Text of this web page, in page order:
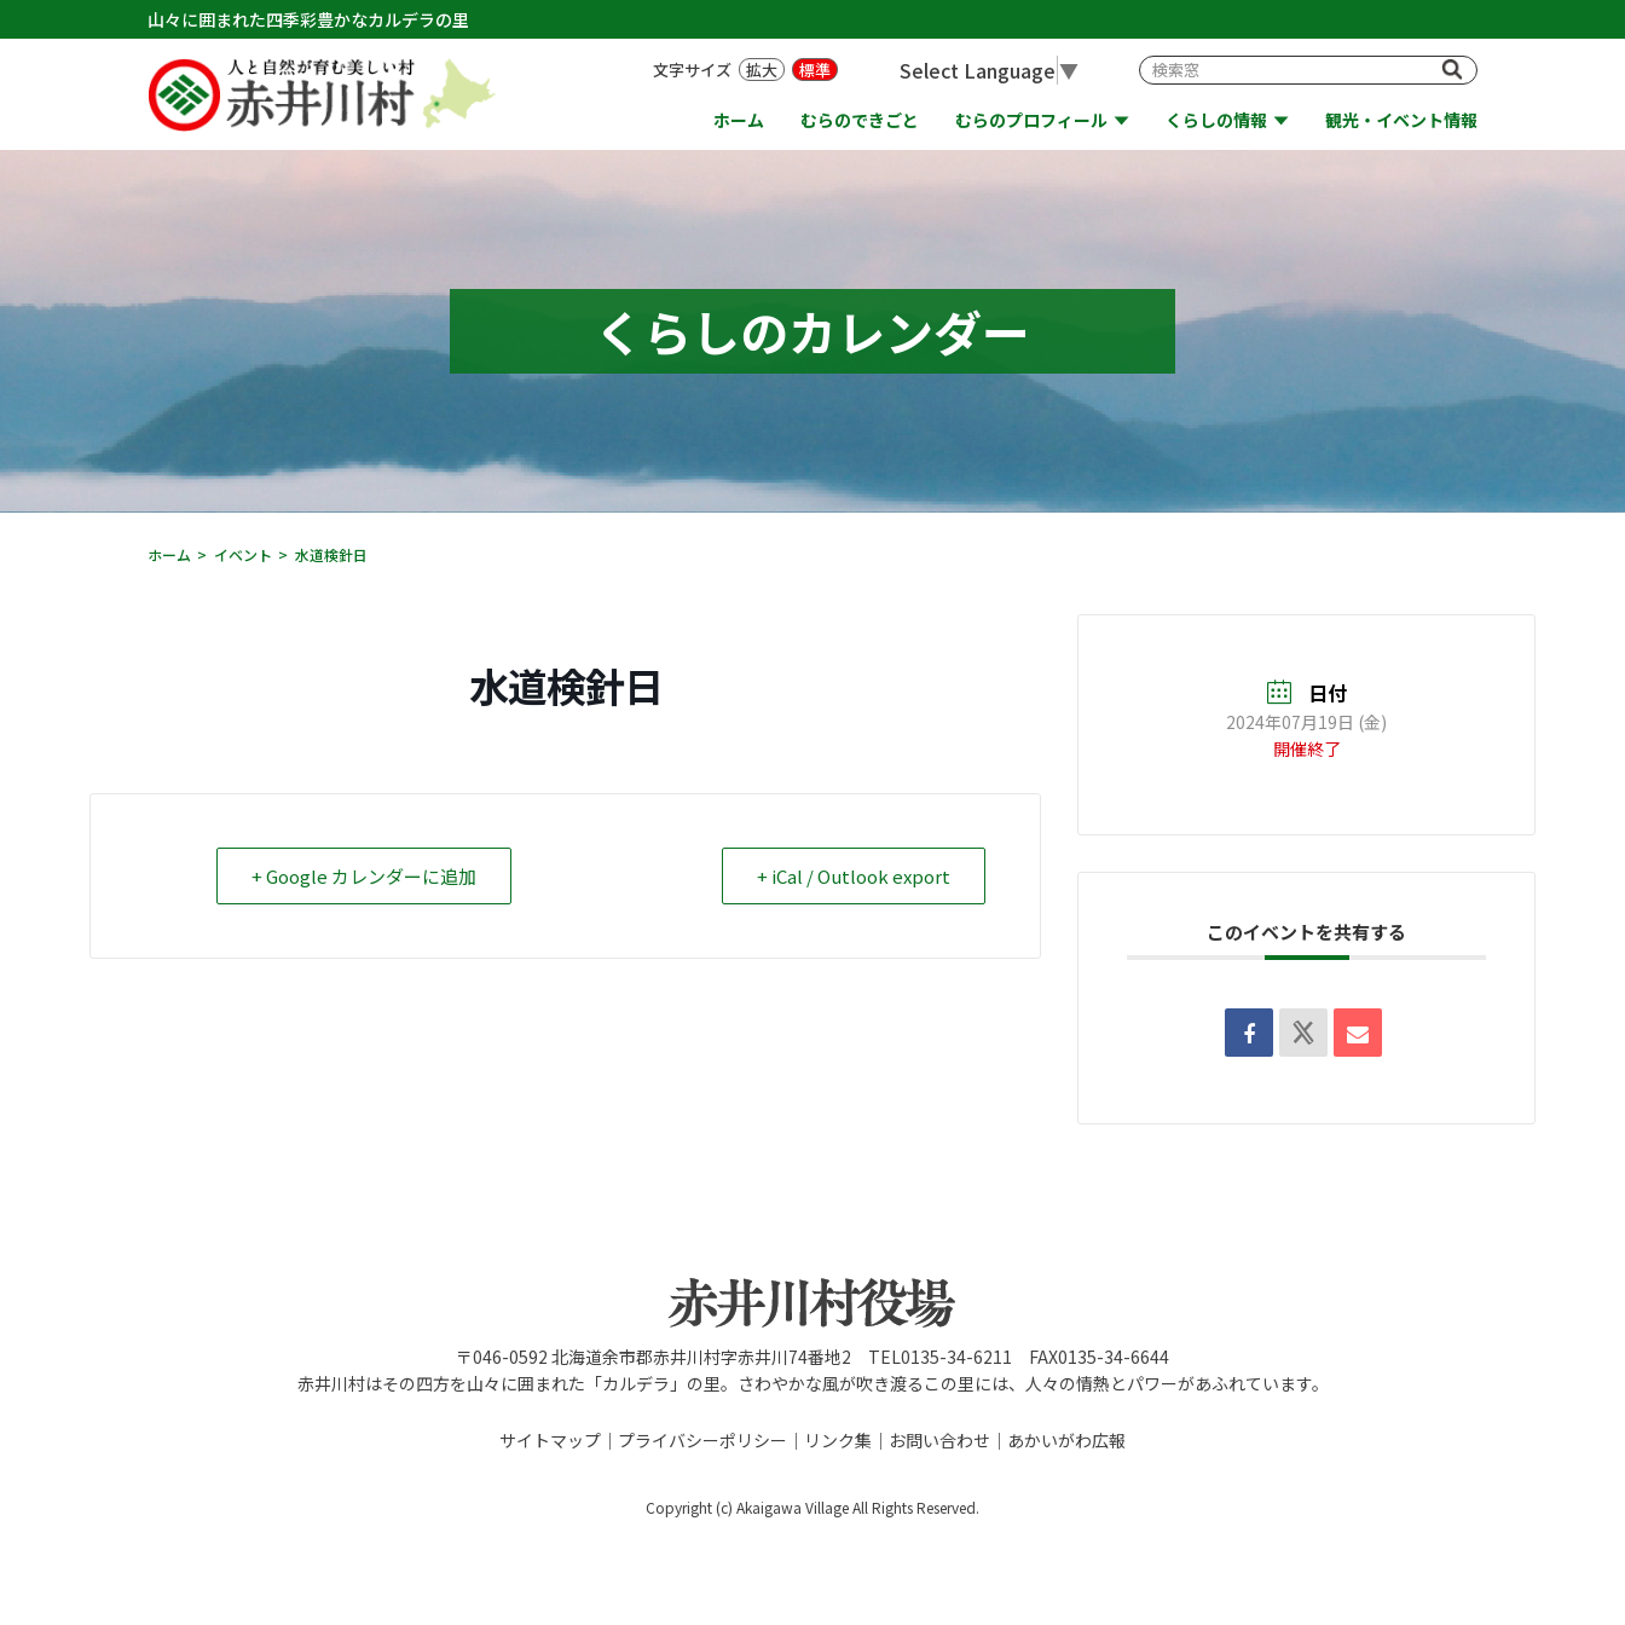
山々に囲まれた四季彩豊かなカルデラの里
ホーム むらのできごと むらのプロフィール くらしの情報 観光・イベント情報
文字サイズ 拡大 標準 Select Language▼
くらしのカレンダー
ホーム イベント 水道検針日
水道検針日
+ Google カレンダーに追加 + iCal / Outlook export
日付
2024年07月19日 (金)
開催終了
このイベントを共有する
〒046-0592 北海道余市郡赤井川村字赤井川74番地2 TEL0135-34-6211 FAX0135-34-6644
赤井川村はその四方を山々に囲まれた「カルデラ」の里。さわやかな風が吹き渡るこの里には、人々の情熱とパワーがあふれています。
サイトマップ プライバシーポリシー リンク集 お問い合わせ あかいがわ広報
Copyright (c) Akaigawa Village All Rights Reserved.